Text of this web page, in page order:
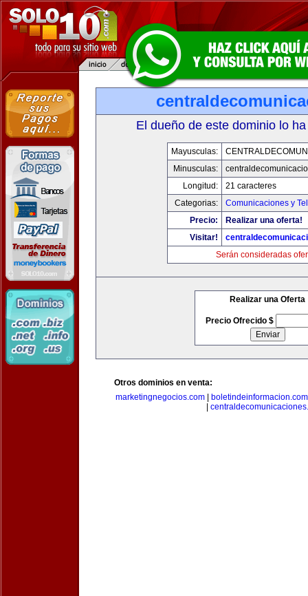
El dueño de este dominio lo
Mayusculas:
Minusculas:
Longitud:
21 caracteres
Categorias:
Comunicaciones y
Precio:
Realizar una oferta!
Visitar!
Serán consideradas
Realizar una Oferta
Precio Ofrecido $
Otros dominios en venta:
marketingnegocios.com
boletindeinformacion.com